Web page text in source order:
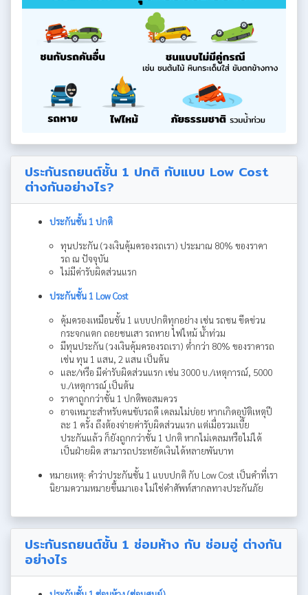
ประกันรถยนต์ชั้น 1 ปกติ กับแบบ Low Cost
ต่างกันอย่างไร?
ประกันชั้น 1 ปกติ
ทุนประกัน (วงเงินคุ้มครองรถเรา) ประมาณ 80% ของราคา
รถ ณ ปัจจุบัน
ไม่มีค่ารับผิดส่วนแรก
ประกันชั้น 1 Low Cost
คุ้มครองเหมือนชั้น 1 แบบปกติทุกอย่าง เช่น รถชน ขีดข่วน
กระจกแตก ถอยชนเสา รถหาย ไฟไหม้ น้ำท่วม
มีทุนประกัน (วงเงินคุ้มครองรถเรา) ต่ำกว่า 80% ของราคารถ
เช่น ทุน 1 แสน, 2 แสน เป็นต้น
และ/หรือ มีค่ารับผิดส่วนแรก เช่น 3000 บ./เหตุการณ์, 5000
บ./เหตุการณ์ เป็นต้น
ราคาถูกกว่าชั้น 1 ปกติพอสมควร
อาจเหมาะสำหรับคนขับรถดี เคลมไม่บ่อย หากเกิดอุบัติเหตุปี
ละ 1 ครั้ง ถึงต้องจ่ายค่ารับผิดส่วนแรก แต่เมื่อรวมเบี้ย
ประกันแล้ว ก็ยังถูกกว่าชั้น 1 ปกติ หากไม่เคลมหรือไม่ได้
เป็นฝ่ายผิด สามารถประหยัดเงินได้หลายพันบาท
หมายเหตุ: คำว่าประกันชั้น 1 แบบปกติ กับ Low Cost เป็นคำที่เรา
นิยามความหมายขึ้นมาเอง ไม่ใช่คำศัพท์สากลทางประกันภัย
ประกันรถยนต์ชั้น 1 ซ่อมห้าง กับ ซ่อมอู่ ต่างกัน
อย่างไร